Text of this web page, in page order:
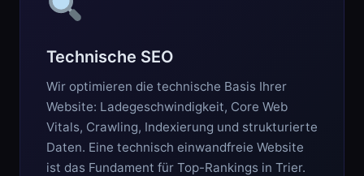
Technische SEO
Wir optimieren die technische Basis Ihrer
Website: Ladegeschwindigkeit, Core Web
Vitals, Crawling, Indexierung und strukturierte
Daten. Eine technisch einwandfreie Website
ist das Fundament für Top-Rankings in Trier.